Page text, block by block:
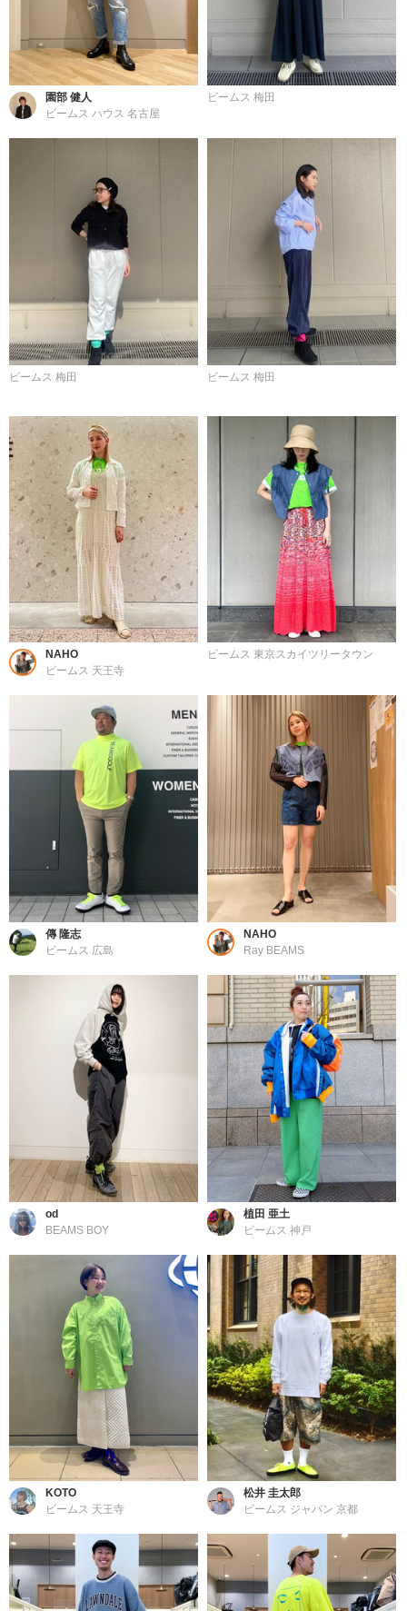
園部 健人
ビームス ハウス 名古屋
ビームス 梅田
ビームス 梅田 ビームス 梅田
NAHO
ビームス 天王寺
ビームス 東京スカイツリータウン
傳 隆志
ビームス 広島
NAHO
Ray BEAMS
od
BEAMS BOY
植田 亜土
ビームス 神戸
KOTO
ビームス 天王寺
松井 圭太郎
ビームス ジャパン 京都